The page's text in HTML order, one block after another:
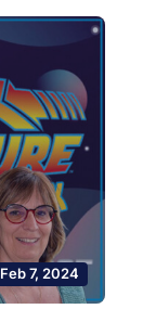
Feb 7, 2024